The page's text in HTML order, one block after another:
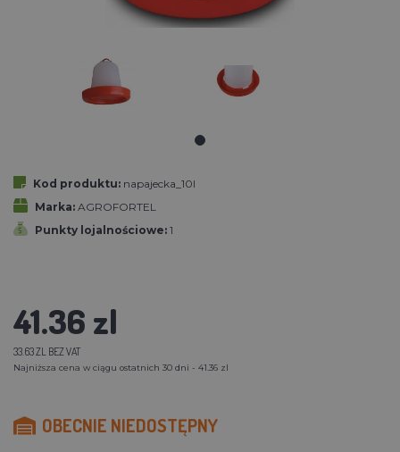
Kod produktu: napajecka_10l
Marka: AGROFORTEL
Punkty lojalnościowe: 1
41.36 zl
33.63 ZL BEZ VAT
Najniższa cena w ciągu ostatnich 30 dni - 41.36 zl
OBECNIE NIEDOSTĘPNY